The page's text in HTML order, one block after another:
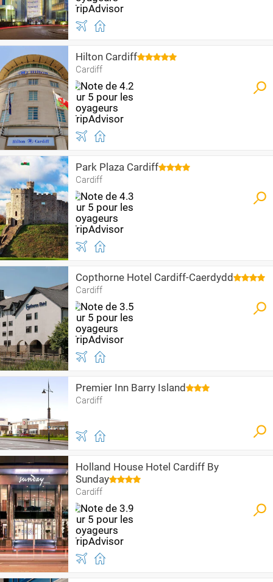
Hilton Cardiff
Cardiff
Park Plaza Cardiff
Cardiff
Copthorne Hotel Cardiff-Caerdydd
Cardiff
Premier Inn Barry Island
Cardiff
Holland House Hotel Cardiff By
Sunday
Cardiff